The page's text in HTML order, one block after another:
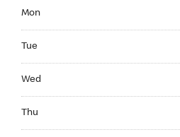
Mon
Tue
Wed
Thu